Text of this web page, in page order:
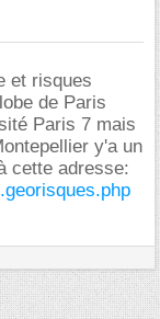
et risques
de Paris
Paris 7 mais
y'a un
cette adresse: